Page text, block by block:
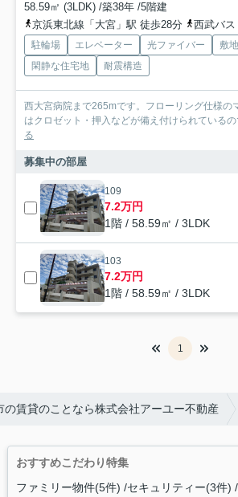
58.59㎡ (3LDK) /築38年 /5階建
京浜東北線「大宮」駅 徒歩28分
西武バス「西
駐輪場 エレベーター 光ファイバー
敷
閑静な住宅地
耐震構造
西大宮病院まで265mです。フローリング仕様の
はクロゼット・押入などが備え付けられている
る
募集中の部屋
109
7.2万円
1階 / 58.59㎡ / 3LDK
103
7.2万円
1階 / 58.59㎡ / 3LDK
1
の賃貸のことなら株式会社アーユー不動産
おすすめこだわり特集
ファミリー物件(5件) セキュリティー(3件)